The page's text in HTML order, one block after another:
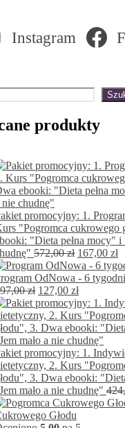
Instagram
produkty
promocyjny: 1.
"Pogromca cukrowego
"Dieta pełna mocy" i
572,00zł Pierwotna
cena
wynosiła:
572,00 zł.
167,00 zł
OdNowa - 6
zł Pierwotna
cena
wynosiła:
297,00 zł.
127,00 złAktualna
cena
wynosi:
127,00 zł.
promocyjny: 1.
2. Kurs
3. Dwa ebooki:
mało a nie chudnę"
Głodu